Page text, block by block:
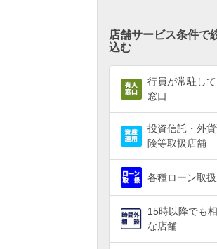
店舗サービス条件で
込む
行員が常駐し
窓口
投資信託・外
険等取扱店舗
各種ローン取
15時以降でも
な店舗